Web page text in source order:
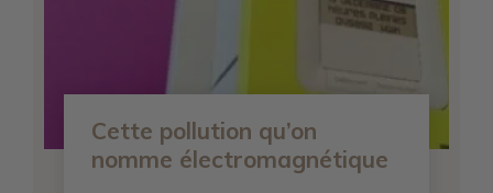
Cette pollution qu’on
nomme électromagnétique